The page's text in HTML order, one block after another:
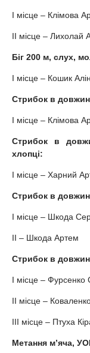
І місце – Клімова
ІІ місце – Лихолай
Біг 200 м, слух,
І місце – Кошик
Стрибок в
І місце – Клімова
Стрибок в
хлопці:
І місце – Харний
Стрибок в
І місце – Шкода
ІІ – Шкода Артем
Стрибок в
І місце – Фурсенко
ІІ місце –
ІІІ місце – Птуха
Метання м’яча,